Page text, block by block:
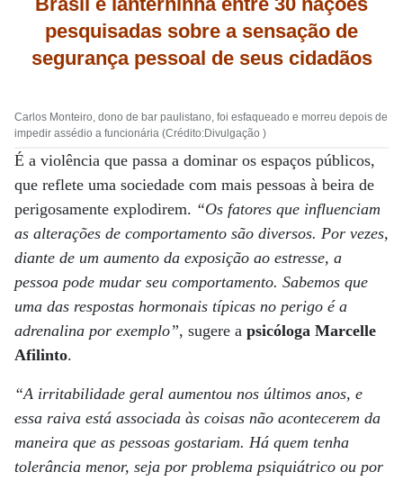
pesquisadas sobre a sensação de
segurança pessoal de seus cidadãos
Carlos Monteiro, dono de bar paulistano, foi esfaqueado e morreu depois de
impedir assédio a funcionária (Crédito:Divulgação )
É a violência que passa a dominar os espaços públicos,
que reflete uma sociedade com mais pessoas à beira de
perigosamente explodirem. “Os fatores que influenciam
as alterações de comportamento são diversos. Por vezes,
diante de um aumento da exposição ao estresse, a
pessoa pode mudar seu comportamento. Sabemos que
uma das respostas hormonais típicas no perigo é a
adrenalina por exemplo”, sugere a psicóloga Marcelle
Afilinto.
“A irritabilidade geral aumentou nos últimos anos, e
essa raiva está associada às coisas não acontecerem da
maneira que as pessoas gostariam. Há quem tenha
tolerância menor, seja por problema psiquiátrico ou por